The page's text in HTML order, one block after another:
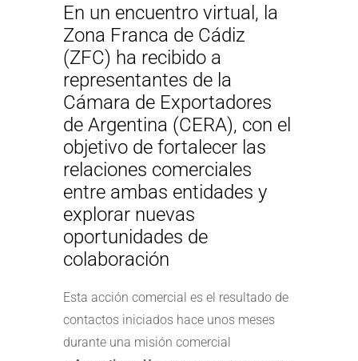
En un encuentro virtual, la
Zona Franca de Cádiz
(ZFC) ha recibido a
representantes de la
Cámara de Exportadores
de Argentina (CERA), con el
objetivo de fortalecer las
relaciones comerciales
entre ambas entidades y
explorar nuevas
oportunidades de
colaboración
Esta acción comercial es el resultado de
contactos iniciados hace unos meses
durante una misión comercial